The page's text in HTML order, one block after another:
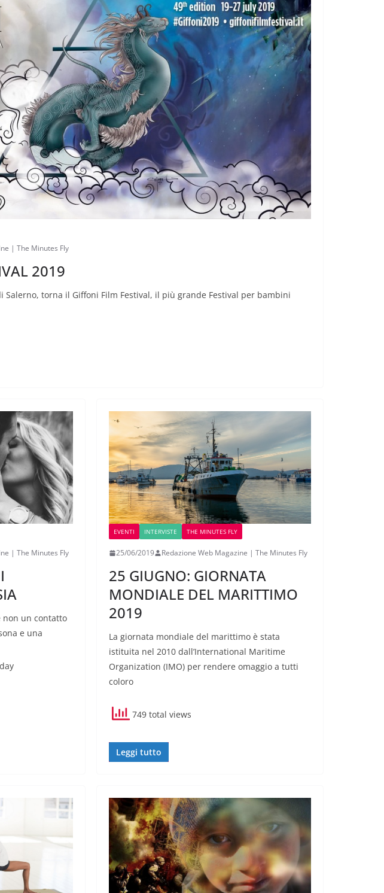
| The Minutes Fly
2019
Salerno, torna il Giffoni Film Festival, il più grande Festival per bambini
| The Minutes Fly
non un contatto
e una
EVENTI INTERVISTE THE MINUTES FLY
25/06/2019 Redazione Web Magazine | The Minutes Fly
25 GIUGNO: GIORNATA
MONDIALE DEL MARITTIMO
2019
La giornata mondiale del marittimo è stata
istituita nel 2010 dall’International Maritime
Organization (IMO) per rendere omaggio a tutti
coloro
749 total views
Leggi tutto